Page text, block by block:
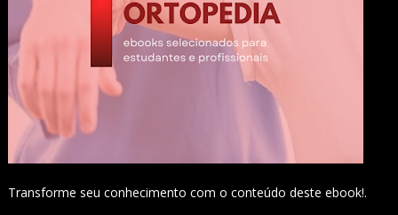
Transforme seu conhecimento com o conteúdo deste ebook!.